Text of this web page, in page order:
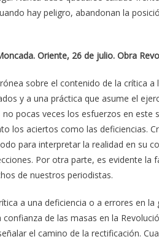
hay peligro, abandonan la
Oriente, 26 de julio. Obra
sobre el contenido de la crítica a
y a una práctica que asume el
pocas veces los esfuerzos en este
los aciertos como las deficiencias.
para interpretar la realidad en su
Por otra parte, es evidente la
de nuestros periodistas.
a una deficiencia o a errores en
de las masas en la
el camino de la rectificación.